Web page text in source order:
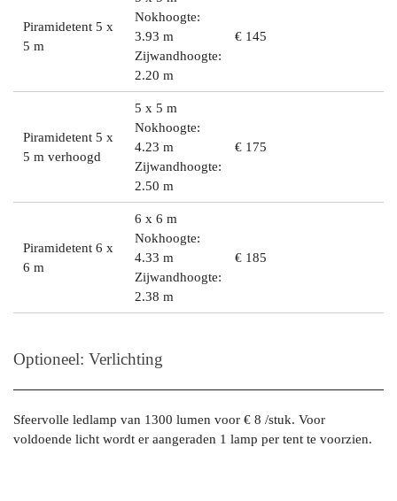
Piramidetent 5 x
5 m
Nokhoogte:
3.93 m
Zijwandhoogte:
2.20 m
€ 145
Piramidetent 5 x
5 m verhoogd
5 x 5 m
Nokhoogte:
4.23 m
Zijwandhoogte:
2.50 m
€ 175
Piramidetent 6 x
6 m
6 x 6 m
Nokhoogte:
4.33 m
Zijwandhoogte:
2.38 m
€ 185
Optioneel: Verlichting
Sfeervolle ledlamp van 1300 lumen voor € 8 /stuk. Voor
voldoende licht wordt er aangeraden 1 lamp per tent te voorzien.